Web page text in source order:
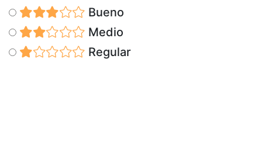
Bueno
Medio
Regular